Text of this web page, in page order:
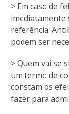
> Em caso de
imediatamente
referência.
podem ser
> Quem vai se
um termo de
constam os
fazer para